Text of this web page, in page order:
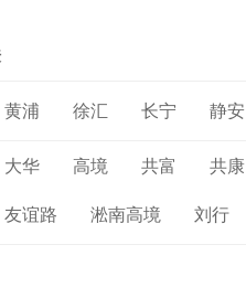
黄浦 徐汇 长宁 静安
大华 高境 共富 共康
友谊路 淞南高境 刘行